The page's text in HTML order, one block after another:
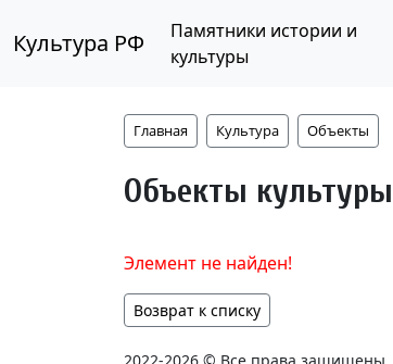
Культура РФ
Памятники истории и
культуры
Главная Культура Объекты
Объекты культуры
Элемент не найден!
Возврат к списку